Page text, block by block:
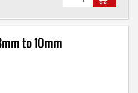
to 10mm